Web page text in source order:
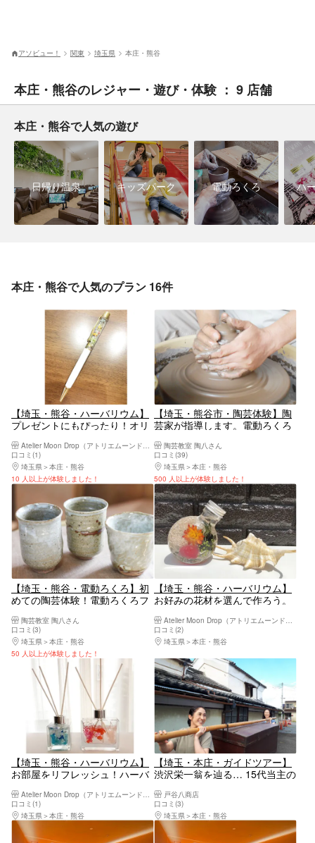
アソビュー！ 関東 埼玉県 本庄・熊谷
本庄・熊谷のレジャー・遊び・体験 ： 9 店舗
本庄・熊谷で人気の遊び
日帰り温泉 キッズパーク 電動ろくろ ハ
本庄・熊谷で人気のプラン 16件
【埼玉・熊谷・ハーバリウム】
プレゼントにもぴったり！オリ
Atelier Moon Drop（アトリエムーンドロップ）
口コミ(1)
埼玉県
本庄・熊谷
10 人以上が体験しました！
【埼玉・熊谷市・陶芸体験】陶
芸家が指導します。電動ろくろ
個作成） 昭和レトロの古民家工
房
陶芸教室 陶八さん
口コミ(39)
埼玉県
本庄・熊谷
500 人以上が体験しました！
【埼玉・熊谷・電動ろくろ】初
めての陶芸体験！電動ろくろフ
作成）昭和レトロの古民家工房
陶芸教室 陶八さん
口コミ(3)
埼玉県
本庄・熊谷
50 人以上が体験しました！
【埼玉・熊谷・ハーバリウム】
お好みの花材を選んで作ろう。
口コミ(2)
埼玉県
本庄・熊谷
【埼玉・熊谷・ハーバリウム】
お部屋をリフレッシュ！ハーバ
Atelier Moon Drop（アトリエムーンドロップ）
口コミ(1)
埼玉県
本庄・熊谷
【埼玉・本庄・ガイドツアー】
渋沢栄一翁を辿る… 15代当主の
戸谷八商店ツアー
戸谷八商店
口コミ(3)
埼玉県
本庄・熊谷